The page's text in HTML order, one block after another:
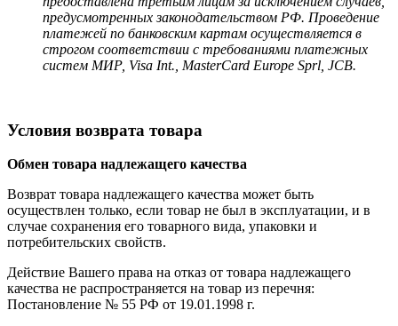
предусмотренных законодательством РФ. Проведение
платежей по банковским картам осуществляется в
строгом соответствии с требованиями платежных
систем МИР, Visa Int., MasterCard Europe Sprl, JCB.
Условия возврата товара
Обмен товара надлежащего качества
Возврат товара надлежащего качества может быть
осуществлен только, если товар не был в эксплуатации, и в
случае сохранения его товарного вида, упаковки и
потребительских свойств.
Действие Вашего права на отказ от товара надлежащего
качества не распространяется на товар из перечня:
Постановление № 55 РФ от 19.01.1998 г.